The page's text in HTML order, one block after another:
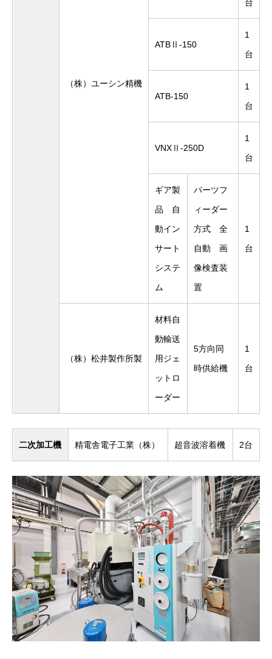
（株）ユーシン精機
台
ATBⅡ-150
1
台
ATB-150
1
台
VNXⅡ-250D
1
台
ギア製
品 自
動イン
サート
システ
ム
パーツフ
ィーダー
方式 全
自動 画
像検査装
置
1
台
（株）松井製作所製
材料自
動輸送
用ジェ
ットロ
ーダー
5方向同
時供給機
1
台
二次加工機 精電舎電子工業（株） 超音波溶着機 2台